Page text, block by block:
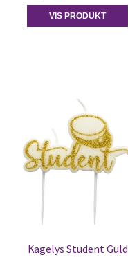
VIS PRODUKT
Kagelys Student Guld